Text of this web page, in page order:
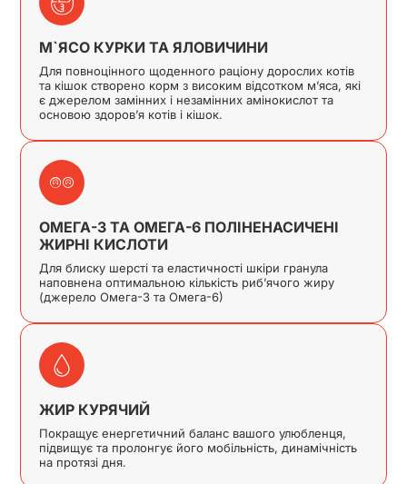
М`ЯСО КУРКИ ТА ЯЛОВИЧИНИ
Для повноцінного щоденного раціону дорослих котів
та кішок створено корм з високим відсотком м’яса, які
є джерелом замінних і незамінних амінокислот та
основою здоров’я котів і кішок.
ОМЕГА-3 ТА ОМЕГА-6 ПОЛІНЕНАСИЧЕНІ
ЖИРНІ КИСЛОТИ
Для блиску шерсті та еластичності шкіри гранула
наповнена оптимальною кількість риб’ячого жиру
(джерело Омега-3 та Омега-6)
ЖИР КУРЯЧИЙ
Покращує енергетичний баланс вашого улюбленця,
підвищує та пролонгує його мобільність, динамічність
на протязі дня.